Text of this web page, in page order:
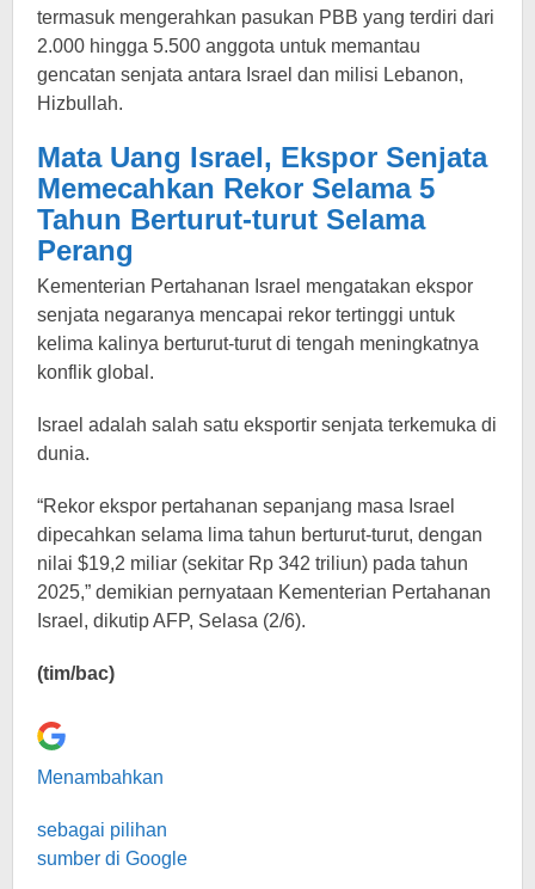
termasuk mengerahkan pasukan PBB yang terdiri dari
2.000 hingga 5.500 anggota untuk memantau
gencatan senjata antara Israel dan milisi Lebanon,
Hizbullah.
Mata Uang Israel, Ekspor Senjata
Memecahkan Rekor Selama 5
Tahun Berturut-turut Selama
Perang
Kementerian Pertahanan Israel mengatakan ekspor
senjata negaranya mencapai rekor tertinggi untuk
kelima kalinya berturut-turut di tengah meningkatnya
konflik global.
Israel adalah salah satu eksportir senjata terkemuka di
dunia.
“Rekor ekspor pertahanan sepanjang masa Israel
dipecahkan selama lima tahun berturut-turut, dengan
nilai $19,2 miliar (sekitar Rp 342 triliun) pada tahun
2025,” demikian pernyataan Kementerian Pertahanan
Israel, dikutip AFP, Selasa (2/6).
(tim/bac)
Menambahkan
sebagai pilihan
sumber di Google